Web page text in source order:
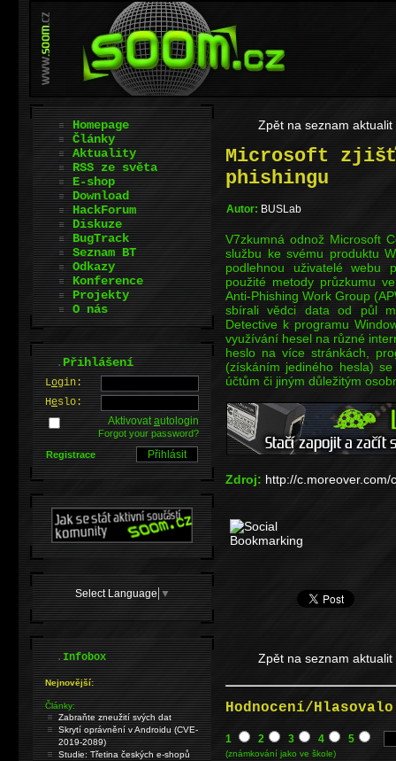
Zpět na seznam aktualit
Microsoft
phishingu
Autor: BUSLab
V7zkumná odnož Microsoft
službu ke svému produktu
podlehnou uživatelé webu
použité metody průzkumu
Anti-Phishing Work Group
sbírali vědci data od půl
Detective k programu
využívání hesel na různé
heslo na více stránkách,
(získáním jediného hesla)
účtům či jiným důležitým
Zdroj: http://
Zpět na seznam aktualit
Hodnocení/
1 2 3 4 5
(známkování jako ve škole)
Homepage
Články
Aktuality
RSS ze světa
E-shop
Download
HackForum
Diskuze
BugTrack
Seznam BT
Odkazy
Konference
Projekty
O nás
.Přihlášení
Login:
Heslo:
Aktivovatautologin
Forgot your password?
Registrace
Select Language ▼
.Infobox
Nejnovější:
Články:
Zabraňte zneužití svých dat
Skrytí oprávnění v Androidu (CVE-
2019-2089)
Studie: Třetina českých e-shopů